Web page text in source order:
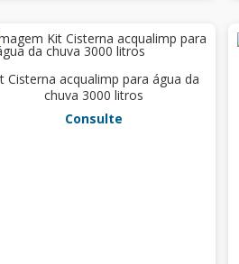
Cisterna acqualimp para água da
chuva 3000 litros
Consulte